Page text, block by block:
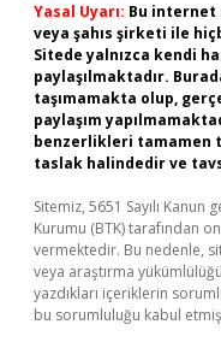
Yasal Uyarı: Bu internet
veya şahıs şirketi ile
Sitede yalnızca kendi
paylaşılmaktadır.
taşımamakta olup,
paylaşım
benzerlikleri tamamen
taslak halindedir ve
Sitemiz, 5651 Sayılı
Kurumu (BTK) tarafından
vermektedir. Bu nedenle,
veya araştırma
yazdıkları içeriklerin
bu sorumluluğu kabul etmiş